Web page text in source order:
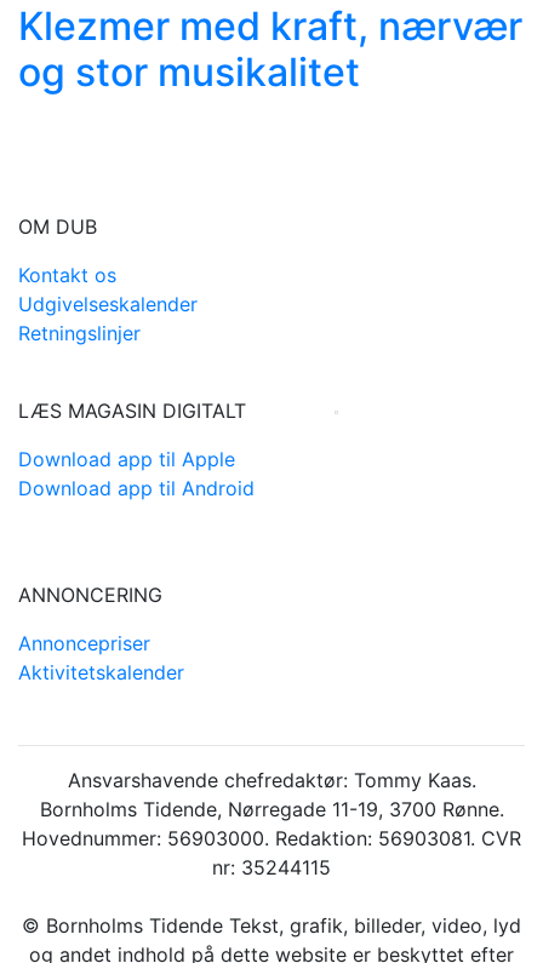
Klezmer med kraft, nærvær
og stor musikalitet
OM DUB
Kontakt os
Udgivelseskalender
Retningslinjer
LÆS MAGASIN DIGITALT
Download app til Apple
Download app til Android
ANNONCERING
Annoncepriser
Aktivitetskalender
Ansvarshavende chefredaktør: Tommy Kaas.
Bornholms Tidende, Nørregade 11-19, 3700 Rønne.
Hovednummer: 56903000. Redaktion: 56903081. CVR
nr: 35244115
© Bornholms Tidende Tekst, grafik, billeder, video, lyd
og andet indhold på dette website er beskyttet efter